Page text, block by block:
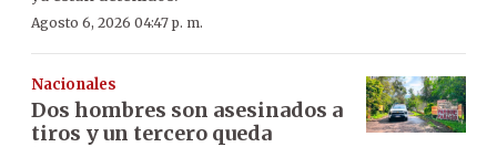
Agosto 6, 2026 04:47 p. m.
Nacionales
Dos hombres son asesinados a
tiros y un tercero queda